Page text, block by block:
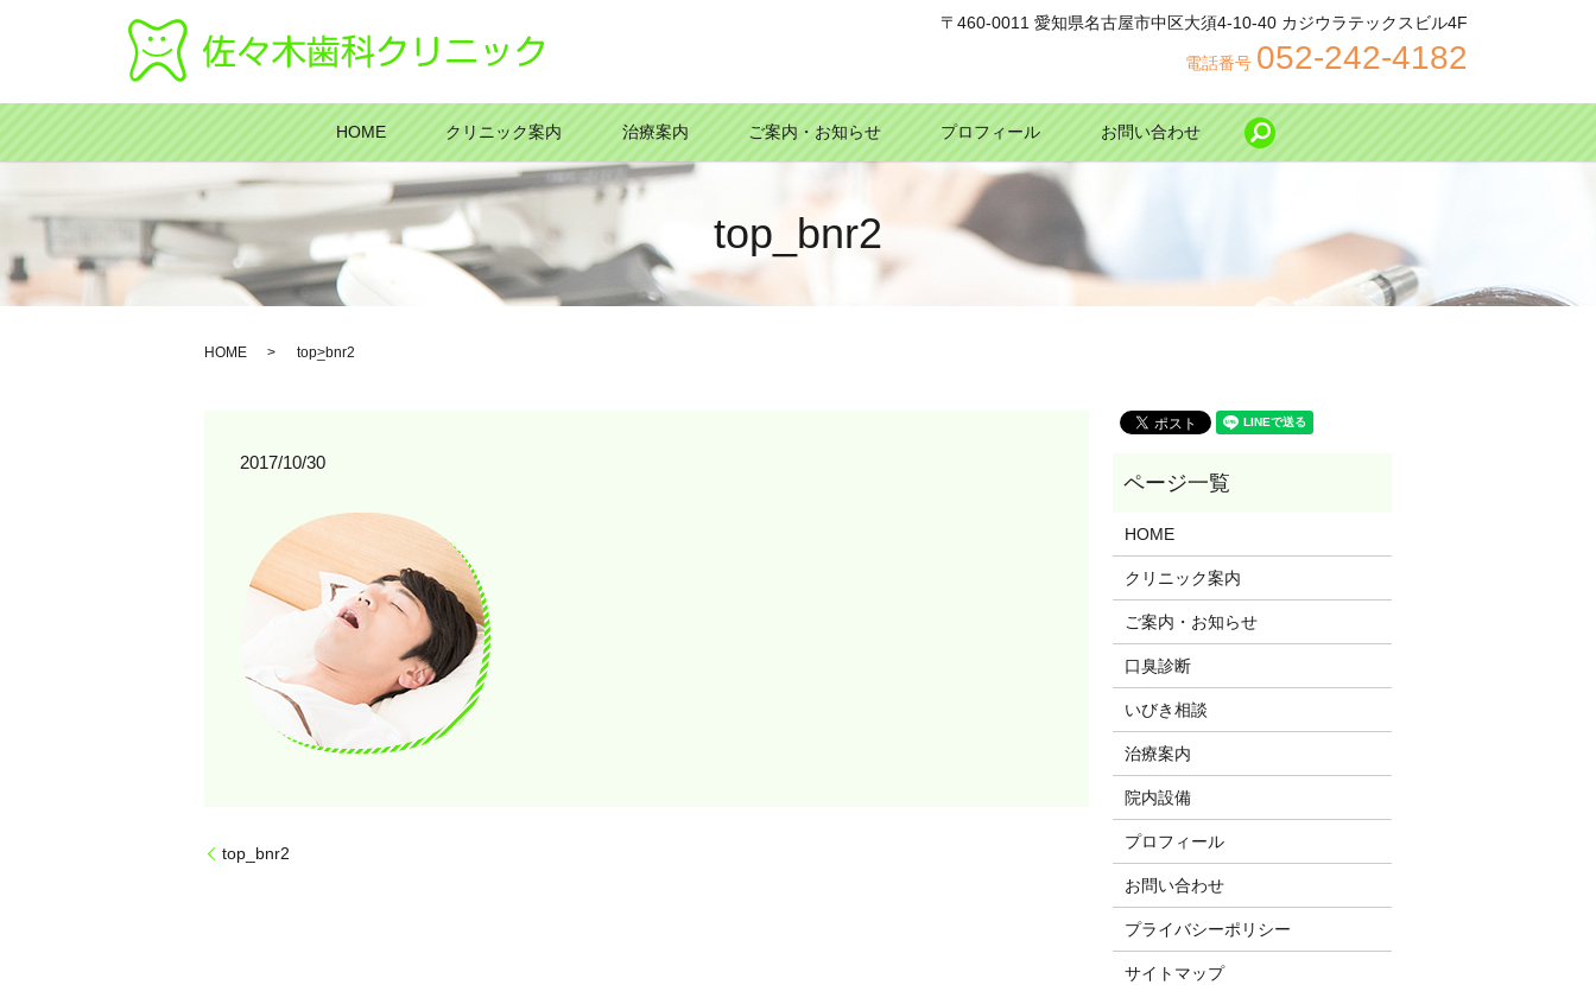
〒460-0011 愛知県名古屋市中区大須4-10-40 カジウラテックスビル4F
電話番号 052-242-4182
HOME クリニック案内 治療案内 ご案内・お知らせ プロフィール お問い合わせ
search
top_bnr2
HOME top_bnr2
2017/10/30
top_bnr2
HOME
クリニック案内
ご案内・お知らせ
口臭診断
いびき相談
治療案内
院内設備
プロフィール
お問い合わせ
プライバシーポリシー
サイトマップ